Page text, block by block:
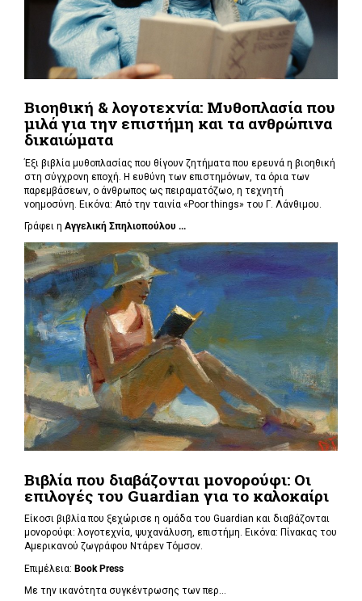
Βιοηθική & λογοτεχνία: Μυθοπλασία που
μιλά για την επιστήμη και τα ανθρώπινα
δικαιώματα
Έξι βιβλία μυθοπλασίας που θίγουν ζητήματα που ερευνά η βιοηθική
στη σύγχρονη εποχή. Η ευθύνη των επιστημόνων, τα όρια των
παρεμβάσεων, ο άνθρωπος ως πειραματόζωο, η τεχνητή
νοημοσύνη. Εικόνα: Από την ταινία «Poor things» του Γ. Λάνθιμου.
Γράφει η Αγγελική Σπηλιοπούλου ...
Βιβλία που διαβάζονται μονορούφι: Οι
επιλογές του Guardian για το καλοκαίρι
Είκοσι βιβλία που ξεχώρισε η ομάδα του Guardian και διαβάζονται
μονορούφι: λογοτεχνία, ψυχανάλυση, επιστήμη. Εικόνα: Πίνακας του
Αμερικανού ζωγράφου Ντάρεν Τόμσον.
Επιμέλεια: Book Press
Με την ικανότητα συγκέντρωσης των περ...